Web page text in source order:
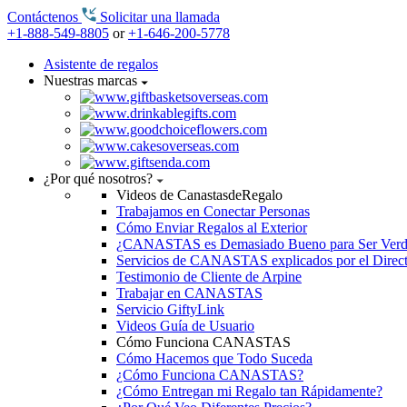
Contáctenos
Solicitar una llamada
+1-888-549-8805 or+1-646-200-5778
Asistente de regalos
Nuestras marcas
¿Por qué nosotros?
Videos de CanastasdeRegalo
Trabajamos en Conectar Personas
Cómo Enviar Regalos al Exterior
¿CANASTAS es Demasiado Bueno para Ser
Servicios de CANASTAS explicados por el
Testimonio de Cliente de Arpine
Trabajar en CANASTAS
Servicio GiftyLink
Videos Guía de Usuario
Cómo Funciona CANASTAS
Cómo Hacemos que Todo Suceda
¿Cómo Funciona CANASTAS?
¿Cómo Entregan mi Regalo tan Rápidamente?